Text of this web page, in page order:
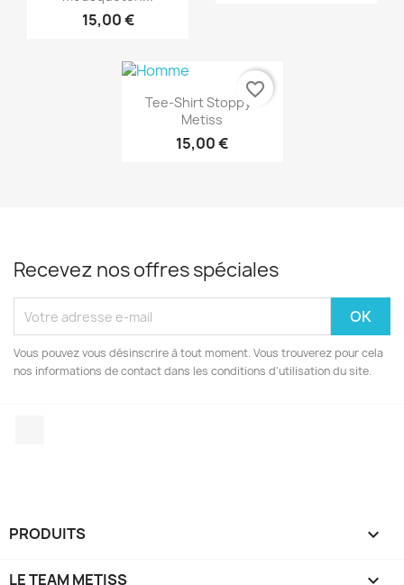
15,00 €
Aperçu rapide
Tee-Shirt Stoppy -
Metiss
15,00 €
favorite_border
Recevez nos offres spéciales
Vous pouvez vous désinscrire à tout moment. Vous trouverez pour cela
nos informations de contact dans les conditions d'utilisation du site.
PRODUITS 
LE TEAM METISS 